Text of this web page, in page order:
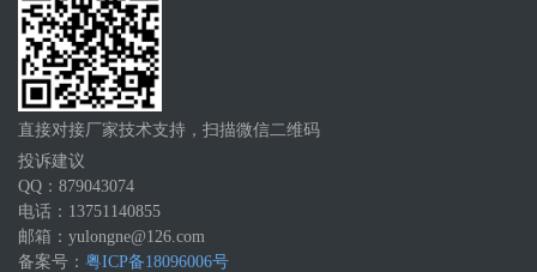
直接对接厂家技术支持，扫描微信二维码
投诉建议
QQ：879043074
电话：13751140855
邮箱：yulongne@126.com
备案号： 粤ICP备18096006号